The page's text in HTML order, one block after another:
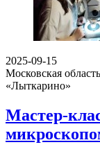
2025-09-15
Московская
«Лыткарино»
Мастер-